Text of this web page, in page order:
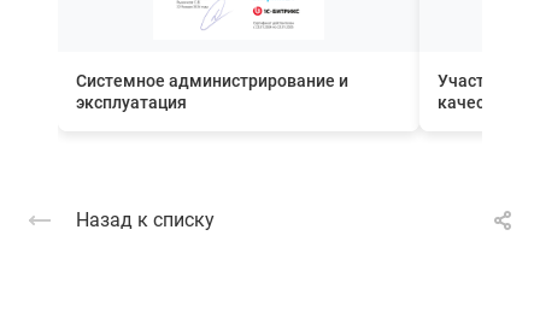
Системное администрирование и
эксплуатация
Участник
качества
Назад к списку